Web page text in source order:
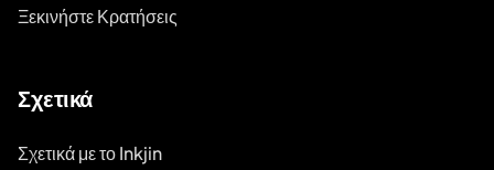
Ξεκινήστε Κρατήσεις
Σχετικά
Σχετικά με το Inkjin